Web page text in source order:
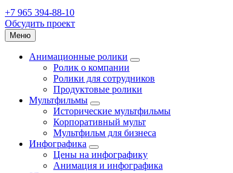
+7 965 394-88-10
Обсудить проект
Меню
Анимационные ролики
Ролик о компании
Ролики для сотрудников
Продуктовые ролики
Мультфильмы
Исторические мультфильмы
Корпоративный мульт
Мультфильм для бизнеса
Инфографика
Цены на инфографику
Анимация и инфографика